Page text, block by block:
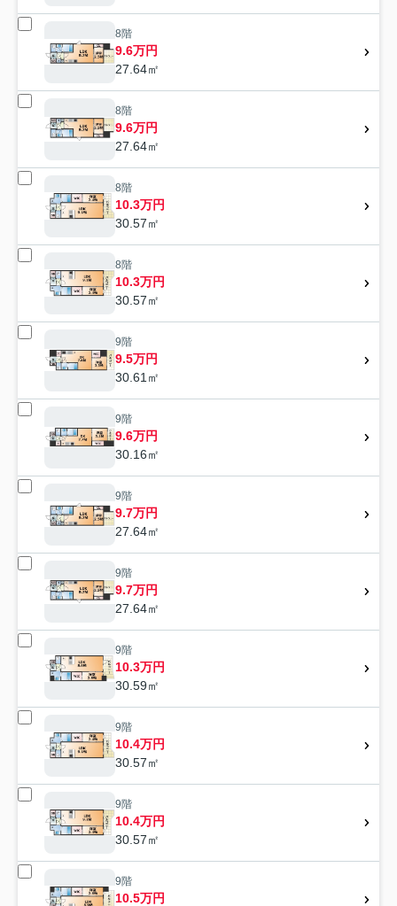
8階
9.6万円
27.64㎡
8階
9.6万円
27.64㎡
8階
10.3万円
30.57㎡
8階
10.3万円
30.57㎡
9階
9.5万円
30.61㎡
9階
9.6万円
30.16㎡
9階
9.7万円
27.64㎡
9階
9.7万円
27.64㎡
9階
10.3万円
30.59㎡
9階
10.4万円
30.57㎡
9階
10.4万円
30.57㎡
9階
10.5万円